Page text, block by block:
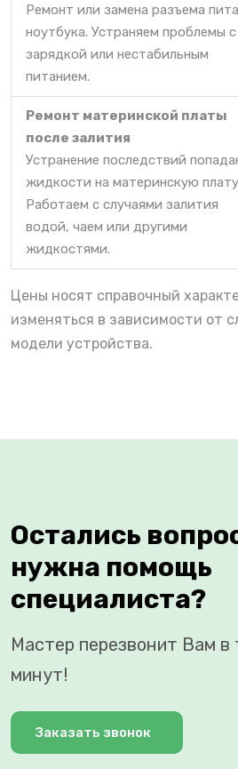
Ремонт или замена разъема
ноутбука. Устраняем проблемы с
зарядкой или нестабильным
питанием.
Ремонт материнской платы
после залития
Устранение последствий
жидкости на материнскую
Работаем с случаями залития
водой, чаем или другими
жидкостями.
Цены носят справочный
изменяться в зависимости от
модели устройства.
Остались
нужна помощь
специалиста?
Мастер перезвонит Вам в
минут!
Заказать звонок